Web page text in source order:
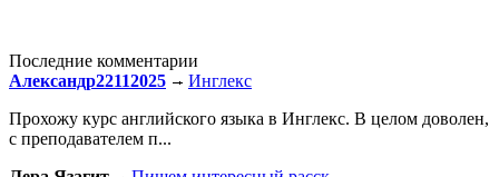
Последние комментарии
Александр22112025
Инглекс
Прохожу курс английского языка в Инглекс. В целом доволен,
с преподавателем п...